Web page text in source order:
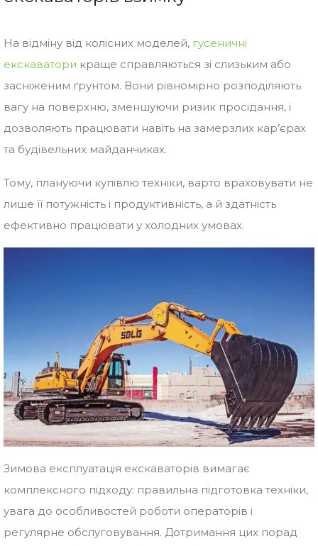
На відміну від колісних моделей, гусеничні
екскаватори краще справляються зі слизьким або
засніженим ґрунтом. Вони рівномірно розподіляють
вагу на поверхню, зменшуючи ризик просідання, і
дозволяють працювати навіть на замерзлих кар’єрах
та будівельних майданчиках.
Тому, плануючи купівлю техніки, варто враховувати не
лише її потужність і продуктивність, а й здатність
ефективно працювати у холодних умовах.
Зимова експлуатація екскаваторів вимагає
комплексного підходу: правильна підготовка техніки,
увага до особливостей роботи операторів і
регулярне обслуговування. Дотримання цих порад